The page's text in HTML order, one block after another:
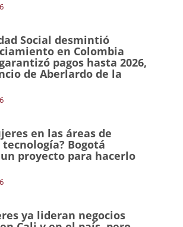
Social desmintió
en Colombia
pagos hasta 2026,
de Aberlardo de la
en las áreas de
Bogotá
proyecto para hacerlo
ya lideran negocios